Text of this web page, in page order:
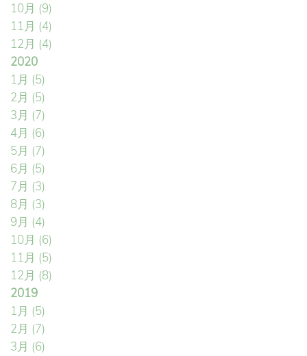
10月 (9)
11月 (4)
12月 (4)
2020
1月 (5)
2月 (5)
3月 (7)
4月 (6)
5月 (7)
6月 (5)
7月 (3)
8月 (3)
9月 (4)
10月 (6)
11月 (5)
12月 (8)
2019
1月 (5)
2月 (7)
3月 (6)